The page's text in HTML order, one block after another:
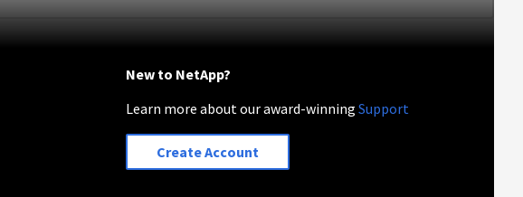
New to NetApp?
Learn more about our award-winningSupport
Create Account